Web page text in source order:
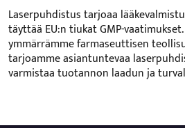
Laserpuhdistus tarjoaa
täyttää EU:n tiukat GMP-
ymmärrämme farmaseuttisen
tarjoamme asiantuntevaa
varmistaa tuotannon laadun ja